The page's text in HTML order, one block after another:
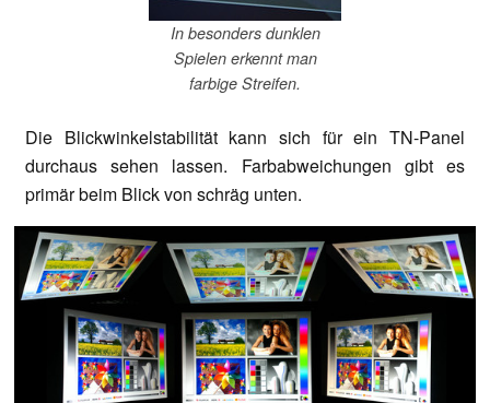
In besonders dunklen
Spielen erkennt man
farbige Streifen.
Die Blickwinkelstabilität kann sich für ein TN-Panel
durchaus sehen lassen. Farbabweichungen gibt es
primär beim Blick von schräg unten.